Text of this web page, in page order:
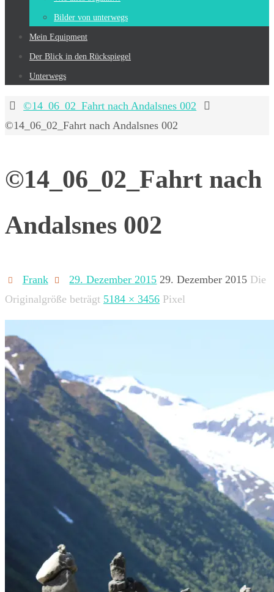
Bilder von unterwegs
Mein Equip­ment
Der Blick in den Rückspiegel
Unterwegs
Start©14_06_02_Fahrt nach Andalsnes 002
©14_06_02_Fahrt nach Andalsnes 002
©14_06_02_Fahrt nach
Andalsnes 002
Frank 29. Dezember 2015 29. Dezember 2015 Die
Originalgröße beträgt 5184 × 3456 Pixel